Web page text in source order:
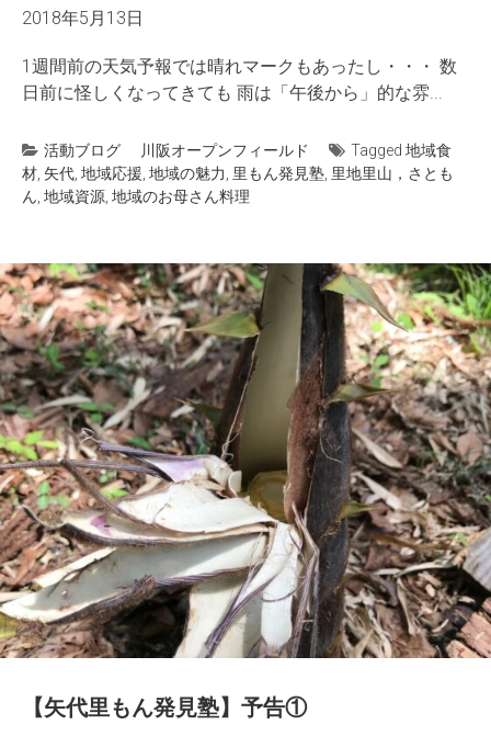
2018年5月13日
1週間前の天気予報では晴れマークもあったし・・・ 数
日前に怪しくなってきても 雨は「午後から」的な雰...
活動ブログ 川阪オープンフィールド Tagged 地域食
材 矢代 地域応援 地域の魅力 里もん発見塾 里地里山，さとも
ん 地域資源 地域のお母さん料理
【矢代里もん発見塾】予告①